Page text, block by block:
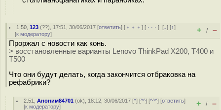
1.50 ,123 (??), 17:51, 30/06/2017 [ответить] [ ﹢﹢﹢] [ · · ·][↓] [↑]
[к модератору] + / –
Проржал с новости как конь.
> восстановленные варианты Lenovo ThinkPad X200, T400 и
T500
Что они будут делать, когда закончится отбраковка на
рефабрики?
2.51 ,Аноним84701 (ok), 18:12, 30/06/2017 [^] [^^] [^^^] [ответить]
[к модератору] + / –